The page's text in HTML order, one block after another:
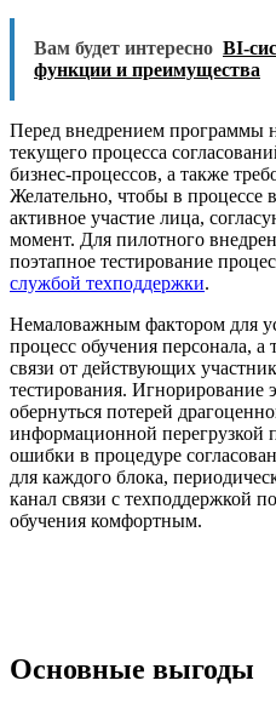
Вам будет интересно BI-
функции и преимущества
Перед внедрением программы
текущего процесса
бизнес-процессов, а также
Желательно, чтобы в процессе
активное участие лица,
момент. Для пилотного
поэтапное тестирование
службой техподдержки.
Немаловажным фактором для
процесс обучения персонала,
связи от действующих
тестирования. Игнорирование
обернуться потерей
информационной перегрузкой
ошибки в процедуре
для каждого блока,
канал связи с техподдержкой
обучения комфортным.
Основные выгоды